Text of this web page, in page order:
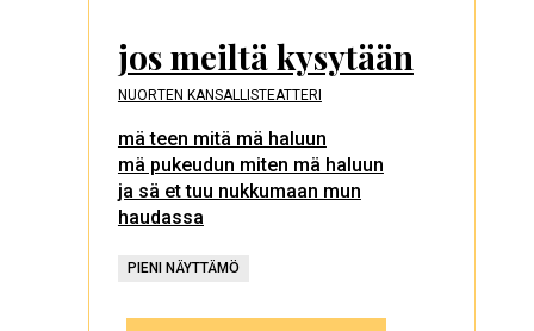
jos meiltä kysytään
NUORTEN KANSALLISTEATTERI
mä teen mitä mä haluun
mä pukeudun miten mä haluun
ja sä et tuu nukkumaan mun
haudassa
PIENI NÄYTTÄMÖ